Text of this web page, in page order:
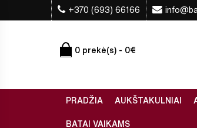
+370 (693) 66166
0 prekė(s) - 0€
PRADŽIA AUKŠTAKULNIAI
BATAI VAIKAMS